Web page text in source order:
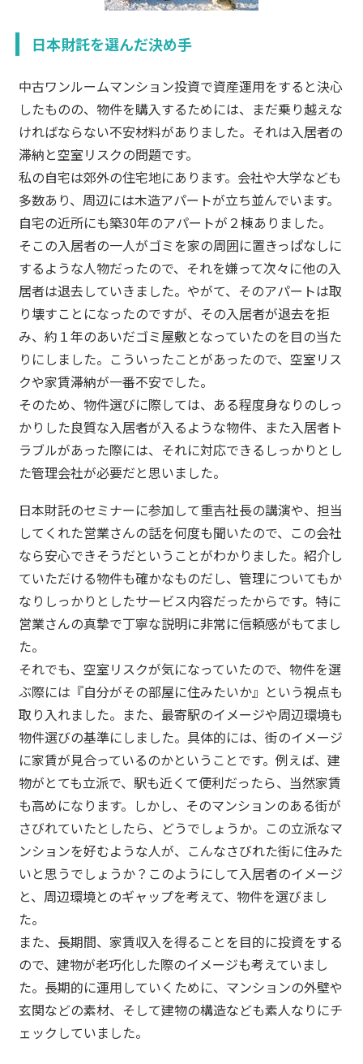
日本財託を選んだ決め手
中古ワンルームマンション投資で資産運用をすると決心
したものの、物件を購入するためには、まだ乗り越えな
ければならない不安材料がありました。それは入居者の
滞納と空室リスクの問題です。
私の自宅は郊外の住宅地にあります。会社や大学なども
多数あり、周辺には木造アパートが立ち並んでいます。
自宅の近所にも築30年のアパートが２棟ありました。
そこの入居者の一人がゴミを家の周囲に置きっぱなしに
するような人物だったので、それを嫌って次々に他の入
居者は退去していきました。やがて、そのアパートは取
り壊すことになったのですが、その入居者が退去を拒
み、約１年のあいだゴミ屋敷となっていたのを目の当た
りにしました。こういったことがあったので、空室リス
クや家賃滞納が一番不安でした。
そのため、物件選びに際しては、ある程度身なりのしっ
かりした良質な入居者が入るような物件、また入居者ト
ラブルがあった際には、それに対応できるしっかりとし
た管理会社が必要だと思いました。
日本財託のセミナーに参加して重吉社長の講演や、担当
してくれた営業さんの話を何度も聞いたので、この会社
なら安心できそうだということがわかりました。紹介し
ていただける物件も確かなものだし、管理についてもか
なりしっかりとしたサービス内容だったからです。特に
営業さんの真摯で丁寧な説明に非常に信頼感がもてまし
た。
それでも、空室リスクが気になっていたので、物件を選
ぶ際には『自分がその部屋に住みたいか』という視点も
取り入れました。また、最寄駅のイメージや周辺環境も
物件選びの基準にしました。具体的には、街のイメージ
に家賃が見合っているのかということです。例えば、建
物がとても立派で、駅も近くて便利だったら、当然家賃
も高めになります。しかし、そのマンションのある街が
さびれていたとしたら、どうでしょうか。この立派なマ
ンションを好むような人が、こんなさびれた街に住みた
いと思うでしょうか？このようにして入居者のイメージ
と、周辺環境とのギャップを考えて、物件を選びまし
た。
また、長期間、家賃収入を得ることを目的に投資をする
ので、建物が老巧化した際のイメージも考えていまし
た。長期的に運用していくために、マンションの外壁や
玄関などの素材、そして建物の構造なども素人なりにチ
ェックしていました。